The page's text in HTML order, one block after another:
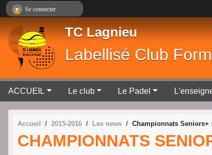
TC Lagnieu
Labellisé Club
ACCUEIL Le club Le Padel
Accueil 2015-2016 Les news Championnats Seniors+
CHAMPIONNATS
Se connecter
Panneau de gestion des cookies